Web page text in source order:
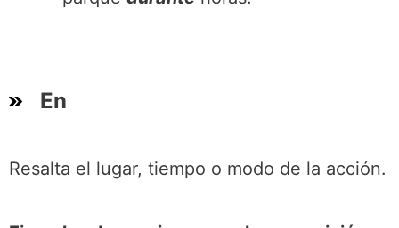
En
Resalta el lugar, tiempo o modo de la acción.